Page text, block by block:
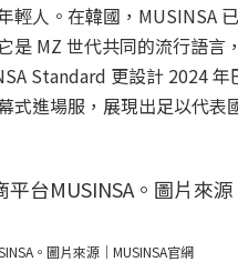
輕人。在韓國，MUSINSA
是 MZ 世代共同的流行語言
Standard 更設計 2024 年
式進場服，展現出足以代表
。圖片來源｜MUSINSA官網